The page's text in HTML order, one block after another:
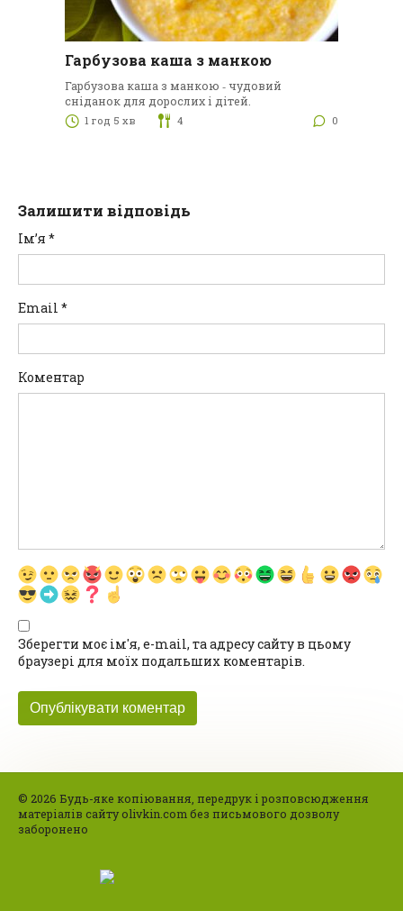
Гарбузова каша з манкою
Гарбузова каша з манкою ‑ чудовий
сніданок для дорослих і дітей.
1 год 5 хв 4 0
Залишити відповідь
Ім’я *
Email *
Коментар
Зберегти моє ім'я, e-mail, та адресу сайту в цьому
браузері для моїх подальших коментарів.
© 2026 Будь-яке копіювання, передрук і розповсюдження
матеріалів сайту olivkin.com без письмового дозволу
заборонено